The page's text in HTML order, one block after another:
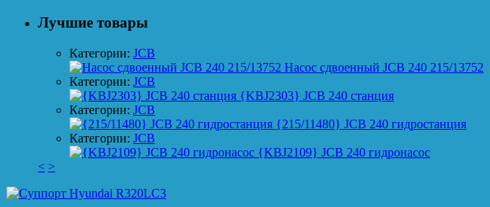
Лучшие товары
Категории: JCB
Насос сдвоенный JCB 240 215/13752
Категории: JCB
{KBJ2303} JCB 240 станция
Категории: JCB
{215/11480} JCB 240 гидростанция
Категории: JCB
{KBJ2109} JCB 240 гидронасос
< >